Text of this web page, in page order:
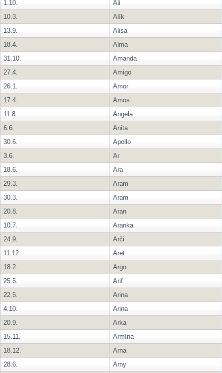
1.10.
Ali
10.3.
Alík
13.9.
Alisa
18.4.
Alma
31.10.
Amanda
27.4.
Amigo
26.1.
Amor
17.4.
Amos
11.8.
Angela
6.6.
Anita
30.6.
Apollo
3.6.
Ar
18.6.
Ara
29.3.
Aram
30.3.
Aram
20.8.
Aran
10.7.
Aranka
24.9.
Arči
11.12.
Aret
18.2.
Argo
25.5.
Arif
22.5.
Arina
4.10.
Arina
20.9.
Arka
15.11.
Armína
18.12.
Arna
28.6.
Arny